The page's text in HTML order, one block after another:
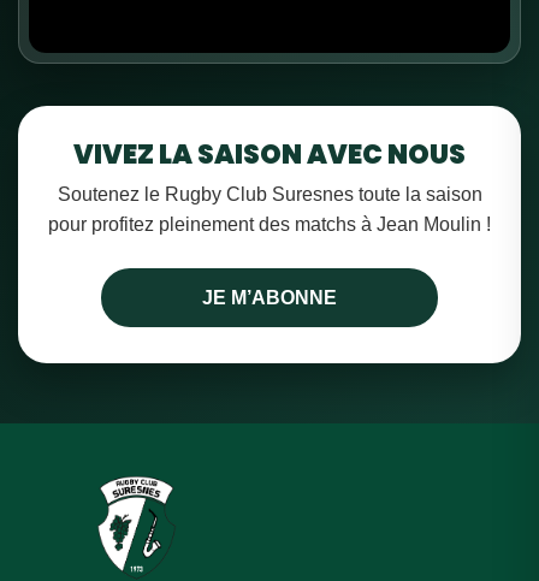
VIVEZ LA SAISON AVEC NOUS
Soutenez le Rugby Club Suresnes toute la saison
pour profitez pleinement des matchs à Jean Moulin !
JE M’ABONNE